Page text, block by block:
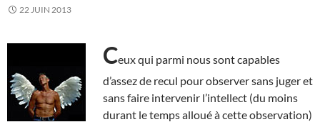
22 JUIN 2013
Ceux qui parmi nous sont capables
d’assez de recul pour observer sans juger et
sans faire intervenir l’intellect (du moins
durant le temps alloué à cette observation)